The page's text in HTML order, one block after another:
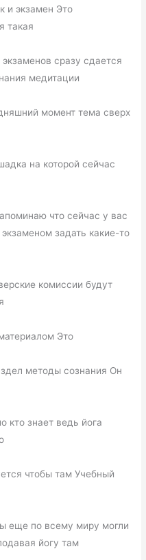
и экзамен Это
такая
сразу сдается
медитации
момент тема сверх
на которой сейчас
что сейчас у вас
задать какие-то
комиссии будут
Это
методы сознания Он
кто знает ведь йога
чтобы там Учебный
еще по всему миру могли
йогу там